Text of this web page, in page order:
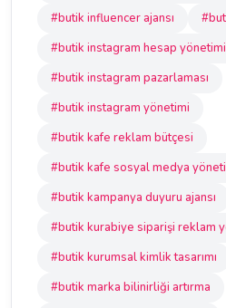
#butik influencer ajansı
#butik instagram hesap yönetimi
#butik instagram pazarlaması
#butik instagram yönetimi
#butik kafe reklam bütçesi
#butik kafe sosyal medya
#butik kampanya duyuru ajansı
#butik kurabiye siparişi reklam
#butik kurumsal kimlik tasarımı
#butik marka bilinirliği artırma